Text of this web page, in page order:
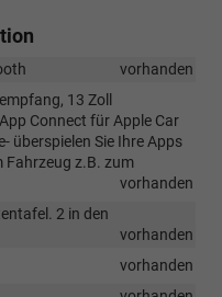
vorhanden
13 Zoll
Connect für Apple Car
überspielen Sie Ihre Apps
Fahrzeug z.B. zum
vorhanden
2 in den
vorhanden
vorhanden